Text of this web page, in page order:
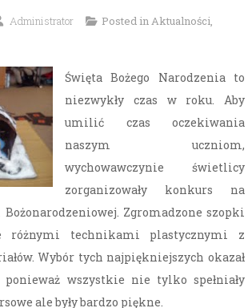
Administrator Posted inAktualności,
Święta Bożego Narodzenia to
niezwykły czas w roku. Aby
umilić czas oczekiwania
naszym uczniom,
wychowawczynie świetlicy
zorganizowały konkurs na
Zgromadzone szopki
różnymi technikami plastycznymi z
Wybór tych najpiękniejszych okazał
ponieważ wszystkie nie tylko spełniały
ale były bardzo piękne.